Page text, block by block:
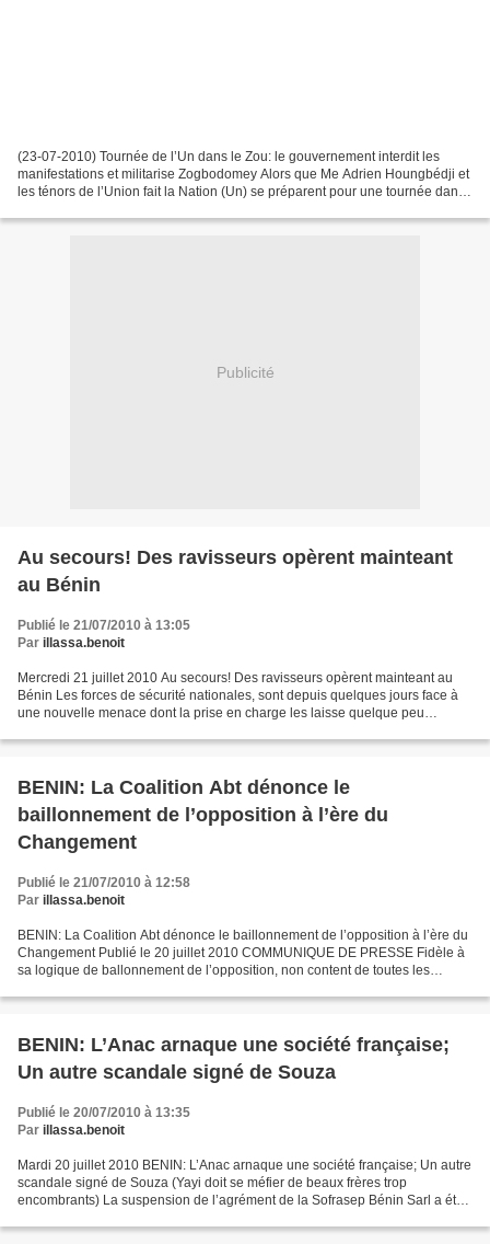
(23-07-2010) Tournée de l’Un dans le Zou: le gouvernement interdit les
manifestations et militarise Zogbodomey Alors que Me Adrien Houngbédji et
les ténors de l’Union fait la Nation (Un) se préparent pour une tournée dans
Publicité
Au secours! Des ravisseurs opèrent mainteant
au Bénin
Publié le 21/07/2010 à 13:05
Par illassa.benoit
Mercredi 21 juillet 2010 Au secours! Des ravisseurs opèrent mainteant au
Bénin Les forces de sécurité nationales, sont depuis quelques jours face à
une nouvelle menace dont la prise en charge les laisse quelque peu
BENIN: La Coalition Abt dénonce le
baillonnement de l’opposition à l’ère du
Changement
Publié le 21/07/2010 à 12:58
Par illassa.benoit
BENIN: La Coalition Abt dénonce le baillonnement de l’opposition à l’ère du
Changement Publié le 20 juillet 2010 COMMUNIQUE DE PRESSE Fidèle à
sa logique de ballonnement de l’opposition, non content de toutes les
BENIN: L’Anac arnaque une société française;
Un autre scandale signé de Souza
Publié le 20/07/2010 à 13:35
Par illassa.benoit
Mardi 20 juillet 2010 BENIN: L’Anac arnaque une société française; Un autre
scandale signé de Souza (Yayi doit se méfier de beaux frères trop
encombrants) La suspension de l’agrément de la Sofrasep Bénin Sarl a été